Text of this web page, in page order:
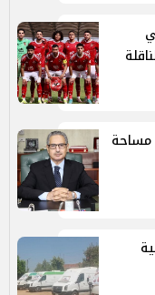
مساحة
طبية